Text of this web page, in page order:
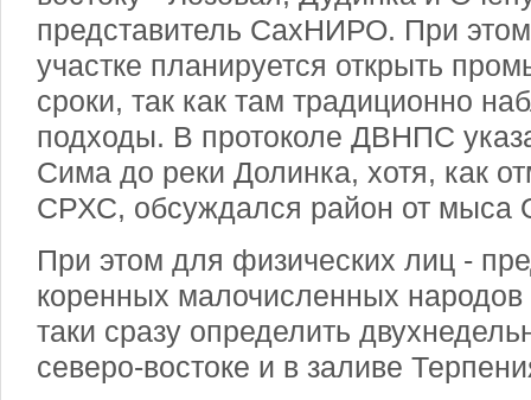
представитель СахНИРО. При
участке планируется открыть
сроки, так как там традиционно
подходы. В протоколе ДВНПС
Сима до реки Долинка, хотя, как
СРХС, обсуждался район от мыса
При этом для физических лиц -
коренных малочисленных народов
таки сразу определить
северо-востоке и в заливе